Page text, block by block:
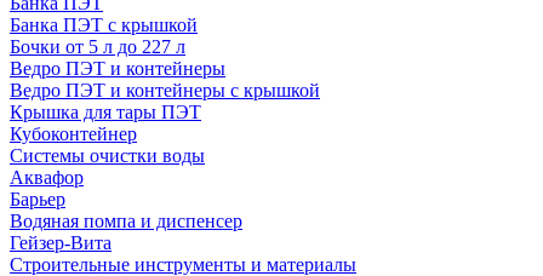
Банка ПЭТ с крышкой
Бочки от 5 л до 227 л
Ведро ПЭТ и контейнеры
Ведро ПЭТ и контейнеры с крышкой
Крышка для тары ПЭТ
Кубоконтейнер
Системы очистки воды
Аквафор
Барьер
Водяная помпа и диспенсер
Гейзер-Вита
Строительные инструменты и материалы